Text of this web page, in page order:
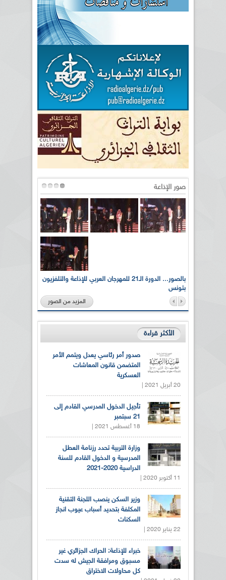
صور الإذاعة
بالصور... الدورة الـ21 للمهرجان العربي للإذاعة والتلفزيون
بتونس
المزيد من الصور
الأكثر قراءة
صدور أمر رئاسي يعدل ويتمم الأمر
المتضمن قانون المعاشات
العسكرية
20 أبريل 2021 |
تأجيل الدخول المدرسي القادم إلى
21 سبتمبر
18 أغسطس 2021 |
وزارة التربية تحدد رزنامة العطل
المدرسية و الدخول القادم للسنة
الدراسية 2020-2021
11 أكتوبر 2020 |
وزير السكن ينصب اللجنة التقنية
المكلفة بتحديد أسباب عيوب انجاز
السكنات
22 يناير 2020 |
خبراء للإذاعة: الحراك الجزائري غير
مسبوق ومرافقة الجيش له سدت
كل محاولات الاختراق